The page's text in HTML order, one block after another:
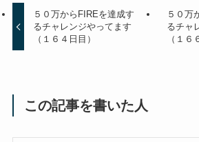
５０万からFIREを達成す
るチャレンジやってます
（１６４日目）
５０万
るチャ
（１６
この記事を書いた人